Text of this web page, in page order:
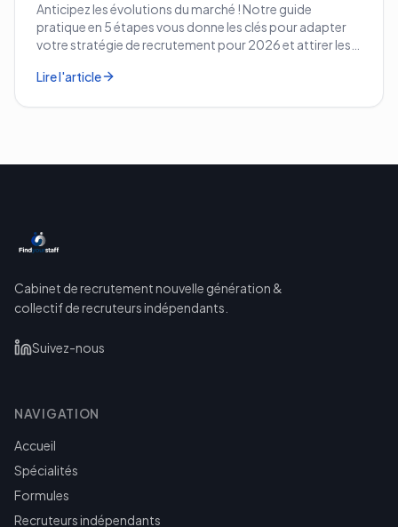
Anticipez les évolutions du marché ! Notre guide
pratique en 5 étapes vous donne les clés pour adapter
votre stratégie de recrutement pour 2026 et attirer les
Lire l'article
Cabinet de recrutement nouvelle génération &
collectif de recruteurs indépendants.
Suivez-nous
NAVIGATION
Accueil
Spécialités
Formules
Recruteurs indépendants